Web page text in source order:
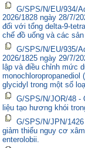
G/SPS/N/EU/934/
2026/1828 ngày 28/7/
đối với tổng delta-9-
chế đồ uống và các
G/SPS/N/EU/935/
2026/1825 ngày 29/7/
lập và điều chỉnh mức
glycidyl trong một số
G/SPS/N/JOR/48 -
liệu tạo hương khói
G/SPS/N/JPN/
giảm thiểu nguy cơ
enterolobii.